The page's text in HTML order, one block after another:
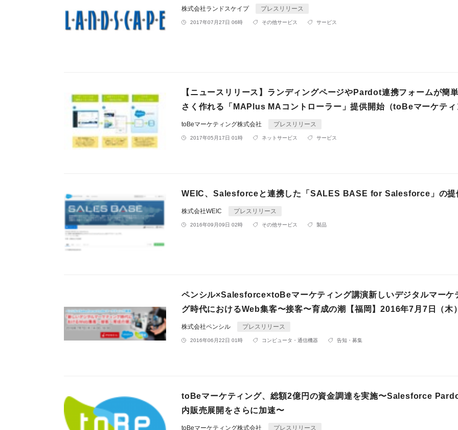
株式会社ランドスケイプ プレスリリース
2017年07月27日 06時 その他サービス サービス
【ニュースリリース】ランディングページやPardot連携フォームが簡
さく作れる「MAPlus MAコントローラー」提供開始（toBeマーケティ
toBeマーケティング株式会社 プレスリリース
2017年05月17日 01時 ネットサービス サービス
WEIC、Salesforceと連携した「SALES BASE for Salesforce」の提
株式会社WEIC プレスリリース
2016年09月09日 02時 その他サービス 製品
ペンシル×Salesforce×toBeマーケティング講演新しいデジタルマーケ
グ時代におけるWeb集客〜接客〜育成の潮【福岡】2016年7月7日（木）
株式会社ペンシル プレスリリース
2016年06月22日 01時 コンピュータ・通信機器 告知・募集
toBeマーケティング、総額2億円の資金調達を実施〜Salesforce
内販売展開をさらに加速〜
toBeマーケティング株式会社 プレスリリース